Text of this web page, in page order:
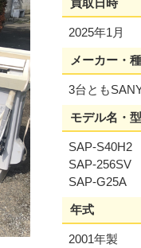
2025年1月
メーカー・
3台とも
モデル名・
SAP-S40H2
SAP-256SV
SAP-G25A
年式
2001年製